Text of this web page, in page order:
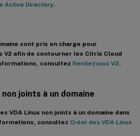
Active Directory.
sont pris en charge pour
V2 afin de contourner les Citrix Cloud
consultez Rendezvous V2.
joints à un domaine
VDA Linux non joints à un domaine dans
consultez Créer des VDA Linux